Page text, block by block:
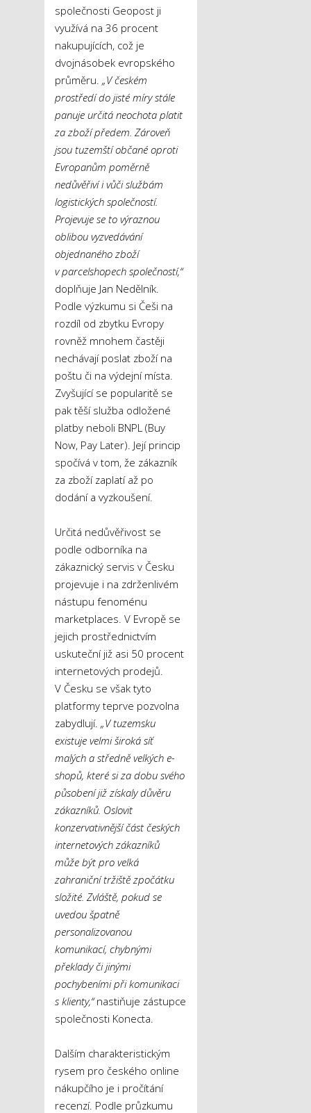
společnosti Geopost ji
využívá na 36 procent
nakupujících, což je
dvojnásobek evropského
průměru. „V českém
prostředí do jisté míry stále
panuje určitá neochota platit
za zboží předem. Zároveň
jsou tuzemští občané oproti
Evropanům poměrně
nedůvěřiví i vůči službám
logistických společností.
Projevuje se to výraznou
oblibou vyzvedávání
objednaného zboží
v parcelshopech společností,“
doplňuje Jan Nedělník.
Podle výzkumu si Češi na
rozdíl od zbytku Evropy
rovněž mnohem častěji
nechávají poslat zboží na
poštu či na výdejní místa.
Zvyšující se popularitě se
pak těší služba odložené
platby neboli BNPL (Buy
Now, Pay Later). Její princip
spočívá v tom, že zákazník
za zboží zaplatí až po
dodání a vyzkoušení.
Určitá nedůvěřivost se
podle odborníka na
zákaznický servis v Česku
projevuje i na zdrženlivém
nástupu fenoménu
marketplaces. V Evropě se
jejich prostřednictvím
uskuteční již asi 50 procent
internetových prodejů.
V Česku se však tyto
platformy teprve pozvolna
zabydlují. „V tuzemsku
existuje velmi široká síť
malých a středně velkých e-
shopů, které si za dobu svého
působení již získaly důvěru
zákazníků. Oslovit
konzervativnější část českých
internetových zákazníků
může být pro velká
zahraniční tržiště zpočátku
složité. Zvláště, pokud se
uvedou špatně
personalizovanou
komunikací, chybnými
překlady či jinými
pochybeními při komunikaci
s klienty,“nastiňuje zástupce
společnosti Konecta.
Dalším charakteristickým
rysem pro českého online
nákupčího je i pročítání
recenzí. Podle průzkumu